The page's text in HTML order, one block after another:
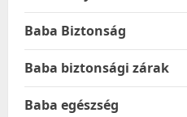
Baba Biztonság
Baba biztonsági zárak
Baba egészség